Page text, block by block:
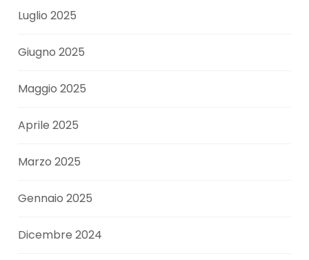
Luglio 2025
Giugno 2025
Maggio 2025
Aprile 2025
Marzo 2025
Gennaio 2025
Dicembre 2024